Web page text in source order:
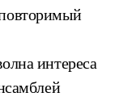
интереса